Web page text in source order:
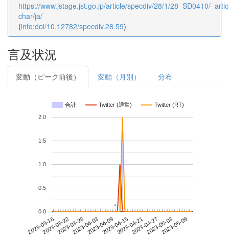
https://www.jstage.jst.go.jp/article/specdiv/28/1/28_SD0410/
char/ja/
(info:doi/10.12782/specdiv.28.59)
言及状況
変動（ピーク前後） 変動（月別） 分布
合計 Twitter (通常) Twitter (RT)
2023-03-162023-03-222023-03-282023-04-032023-04-092023-04-152023-04-212023-04-272023-05-032023-05-09
0.0
0.5
1.0
1.5
2.0
**